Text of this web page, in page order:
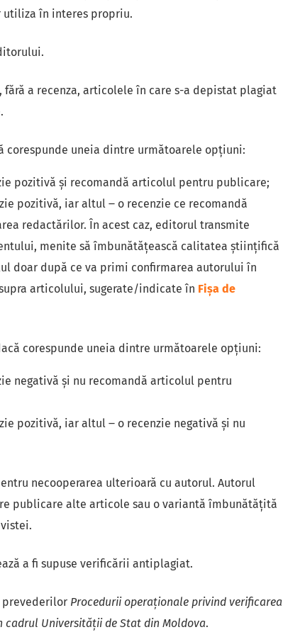
utiliza în interes propriu.
a recenza, articolele în care s-a depistat plagiat
uneia dintre următoarele opțiuni:
pozitivă și recomandă articolul pentru publicare;
pozitivă, iar altul ‒ o recenzie ce recomandă
redactărilor. În acest caz, editorul transmite
menite să îmbunătățească calitatea științifică
doar după ce va primi confirmarea autorului în
articolului, sugerate/indicate în Fișa de
corespunde uneia dintre următoarele opțiuni:
negativă și nu recomandă articolul pentru
pozitivă, iar altul ‒ o recenzie negativă și nu
necooperarea ulterioară cu autorul. Autorul
publicare alte articole sau o variantă îmbunătățită
a fi supuse verificării antiplagiat.
prevederilor Procedurii operaționale privind verificarea
Universității de Stat din Moldova.